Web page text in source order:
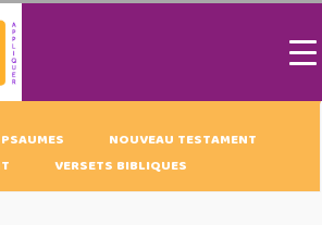
PSAUMES
NOUVEAU TESTAMENT
VERSETS BIBLIQUES